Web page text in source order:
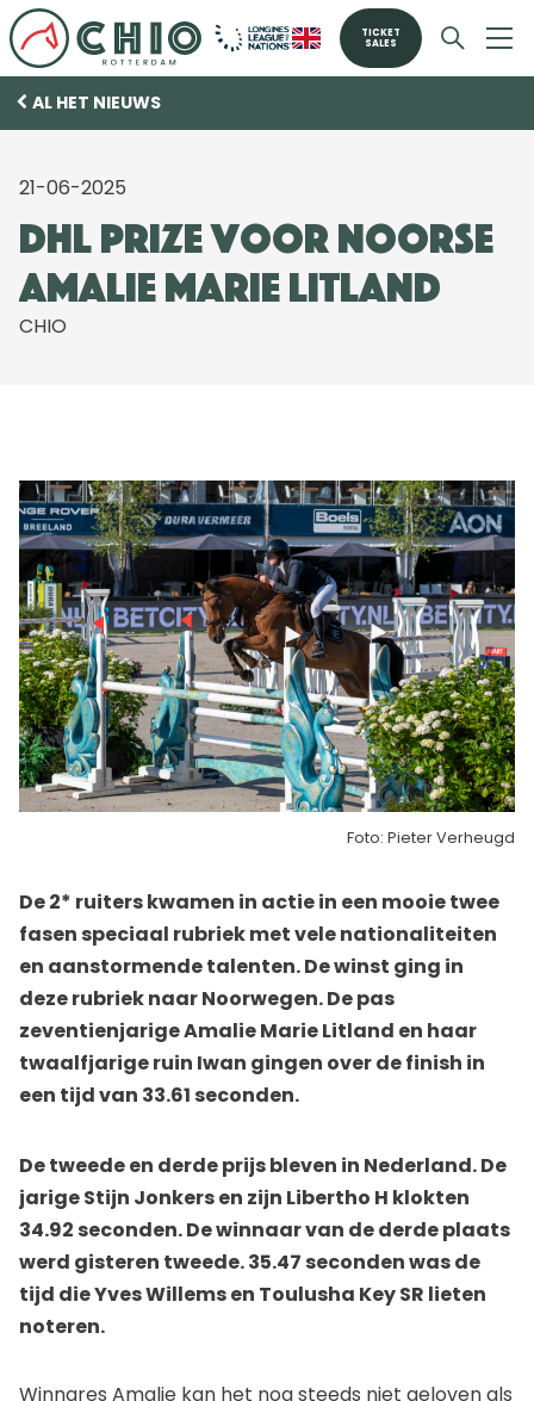
TICKET
SALES
AL HET NIEUWS
21-06-2025
DHL Prize voor Noorse
Amalie Marie Litland
CHIO
Foto: Pieter Verheugd
De 2* ruiters kwamen in actie in een mooie twee
fasen speciaal rubriek met vele nationaliteiten
en aanstormende talenten. De winst ging in
deze rubriek naar Noorwegen. De pas
zeventienjarige Amalie Marie Litland en haar
twaalfjarige ruin Iwan gingen over de finish in
een tijd van 33.61 seconden.
De tweede en derde prijs bleven in Nederland. De
jarige Stijn Jonkers en zijn Libertho H klokten
34.92 seconden. De winnaar van de derde plaats
werd gisteren tweede. 35.47 seconden was de
tijd die Yves Willems en Toulusha Key SR lieten
noteren.
Winnares Amalie kan het nog steeds niet geloven als